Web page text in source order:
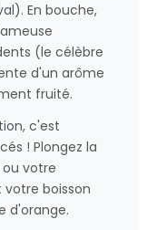
En bouche,
(le célèbre
d'un arôme
fruité.
c'est
! Plongez la
votre
boisson
d'orange.